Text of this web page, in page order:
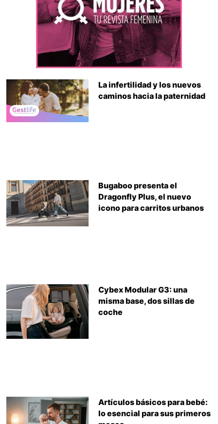
La infertilidad y los nuevos
caminos hacia la paternidad
Bugaboo presenta el
Dragonfly Plus, el nuevo
icono para carritos urbanos
Cybex Modular G3: una
misma base, dos sillas de
coche
Artículos básicos para bebé:
lo esencial para sus primeros